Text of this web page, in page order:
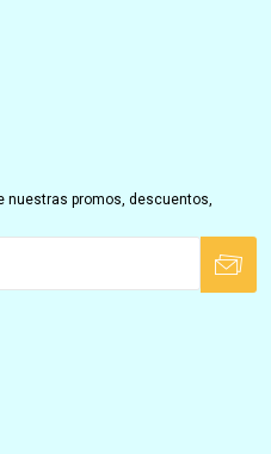
nuestras promos, descuentos,